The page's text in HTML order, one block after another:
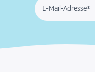
E-Mail-Adresse*